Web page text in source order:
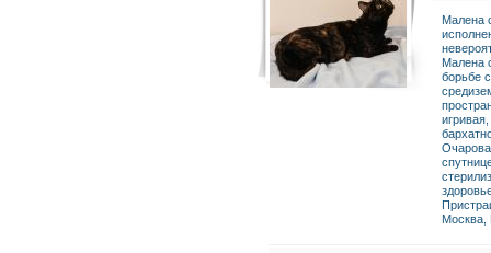
Малена
Малена
борьбе
Москва,